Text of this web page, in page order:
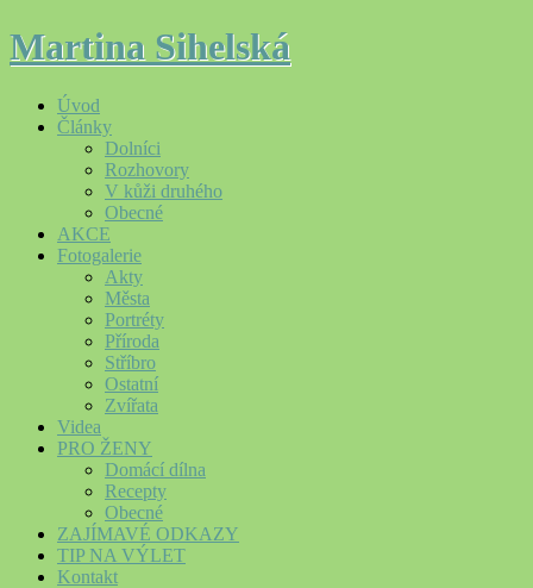
Martina Sihelská
Úvod
Články
Dolníci
Rozhovory
V kůži druhého
Obecné
AKCE
Fotogalerie
Akty
Města
Portréty
Příroda
Stříbro
Ostatní
Zvířata
Videa
PRO ŽENY
Domácí dílna
Recepty
Obecné
ZAJÍMAVÉ ODKAZY
TIP NA VÝLET
Kontakt